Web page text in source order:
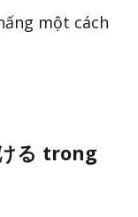
một cách
る trong